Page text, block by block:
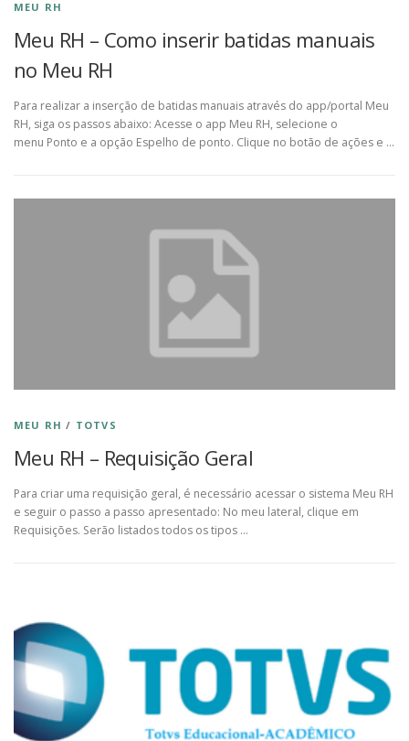
MEU RH
Meu RH – Como inserir batidas manuais
no Meu RH
Para realizar a inserção de batidas manuais através do app/portal Meu
RH, siga os passos abaixo: Acesse o app Meu RH, selecione o
menu Ponto e a opção Espelho de ponto. Clique no botão de ações e …
MEU RH / TOTVS
Meu RH – Requisição Geral
Para criar uma requisição geral, é necessário acessar o sistema Meu RH
e seguir o passo a passo apresentado: No meu lateral, clique em
Requisições. Serão listados todos os tipos …